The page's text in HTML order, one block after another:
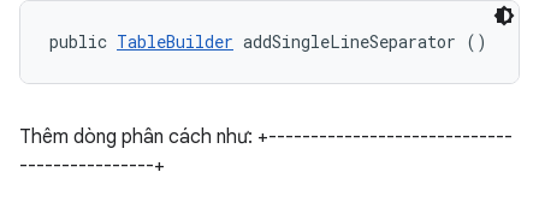
public TableBuilder addSingleLineSeparator ()
Thêm dòng phân cách như: +-----------------------------
----------------+